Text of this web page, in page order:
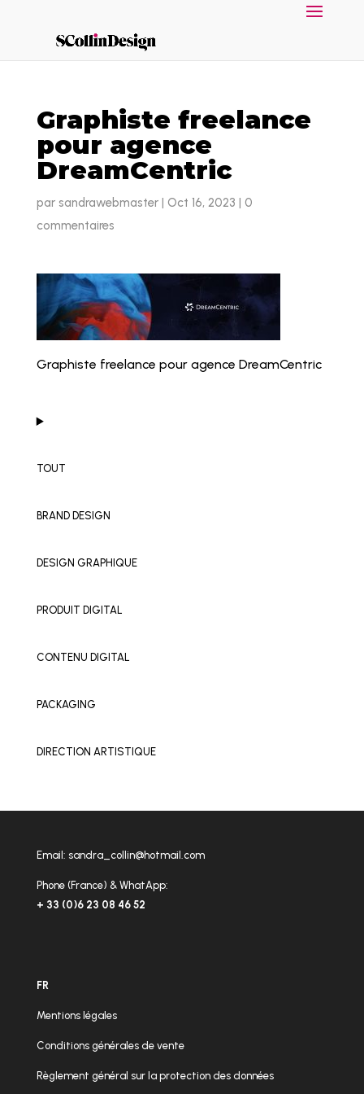
Graphiste freelance
pour agence
DreamCentric
par sandrawebmaster| Oct 16, 2023 | 0
commentaires
Graphiste freelance pour agence DreamCentric
TOUT
BRAND DESIGN
DESIGN GRAPHIQUE
PRODUIT DIGITAL
CONTENU DIGITAL
PACKAGING
DIRECTION ARTISTIQUE
Email: sandra_collin@hotmail.com
Phone (France) & WhatApp:
+ 33 (0)6 23 08 46 52
FR
Mentions légales
Conditions générales de vente
Règlement général sur la protection des données